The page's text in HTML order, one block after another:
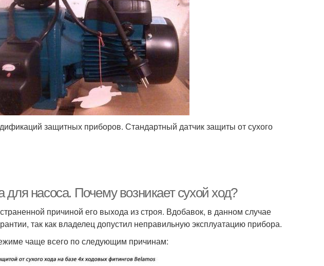
защитных приборов. Стандартный датчик защиты от сухого
для насоса. Почему возникает сухой ход?
причиной его выхода из строя. Вдобавок, в данном случае
так как владелец допустил неправильную эксплуатацию прибора.
чаще всего по следующим причинам: